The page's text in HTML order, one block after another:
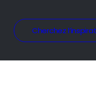
Cherchez